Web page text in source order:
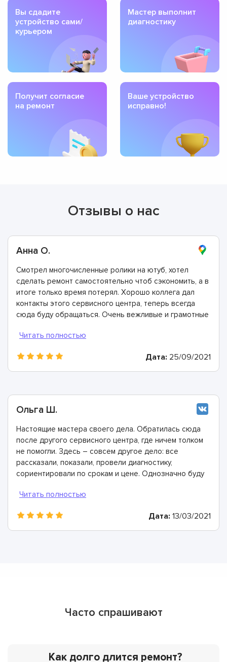
Вы сдадите
устройство сами/
курьером
Мастер выполнит
диагностику
Получит согласие
на ремонт
Ваше устройство
исправно!
Отзывы о нас
Анна О.
Смотрел многочисленные ролики на ютуб, хотел
сделать ремонт самостоятельно чтоб сэкономить, а в
итоге только время потерял. Хорошо коллега дал
контакты этого сервисного центра, теперь всегда
сюда буду обращаться. Очень вежливые и грамотные
гарантию.
Дата: 25/09/2021
Ольга Ш.
Настоящие мастера своего дела. Обратилась сюда
после другого сервисного центра, где ничем толком
не помогли. Здесь – совсем другое дело: все
рассказали, показали, провели диагностику,
сориентировали по срокам и цене. Однозначно буду
Дата: 13/03/2021
Часто спрашивают
Как долго длится ремонт?